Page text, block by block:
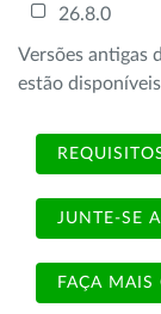
26.8.0
Versões antigas
estão disponíveis
JUNTE-SE
FAÇA MAIS